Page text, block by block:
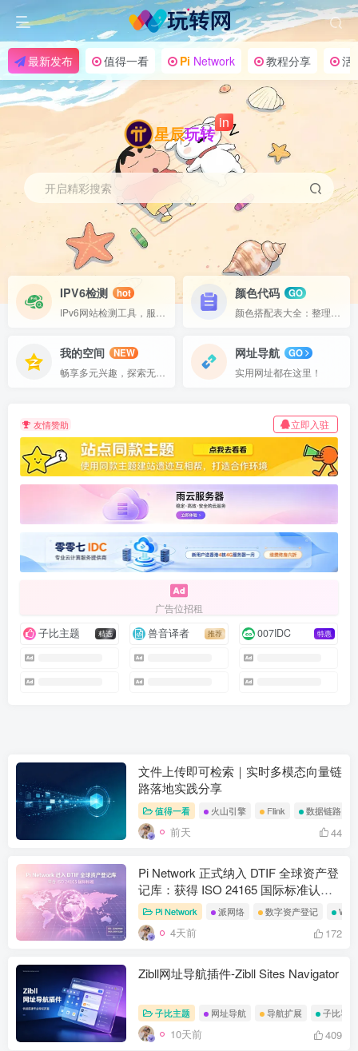
星辰玩转
in
开启精彩搜索
IPV6检测
hot
颜色代码
GO
我的空间
NEW
网址导航
GO
实用网址都在这里！
友情赞助 立即入驻
广告位招租
子比主题 精选 兽音译者 推荐 007IDC 特惠
最新发布 值得一看 Pi Network 教程分享 活
文件上传即可检索｜实时多模态向量链
路落地实践分享
值得一看 火山引擎 Flink 数据链路
前天 44
Pi Network 正式纳入 DTIF 全球资产登
记库：获得 ISO 24165 国际标准认
证，合规进程再迎里程碑
Pi Network 派网络 数字资产登记
4天前 172
Zibll网址导航插件-Zibll Sites Navigator
子比主题 网址导航 导航扩展 子比导航
10天前 409